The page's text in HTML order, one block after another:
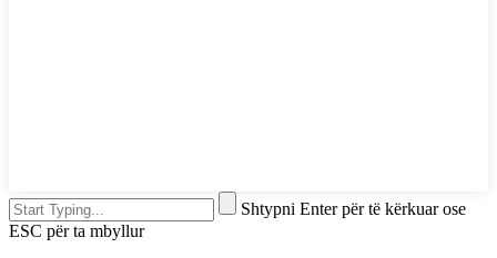
Shtypni Enter për të kërkuar ose
ESC për ta mbyllur